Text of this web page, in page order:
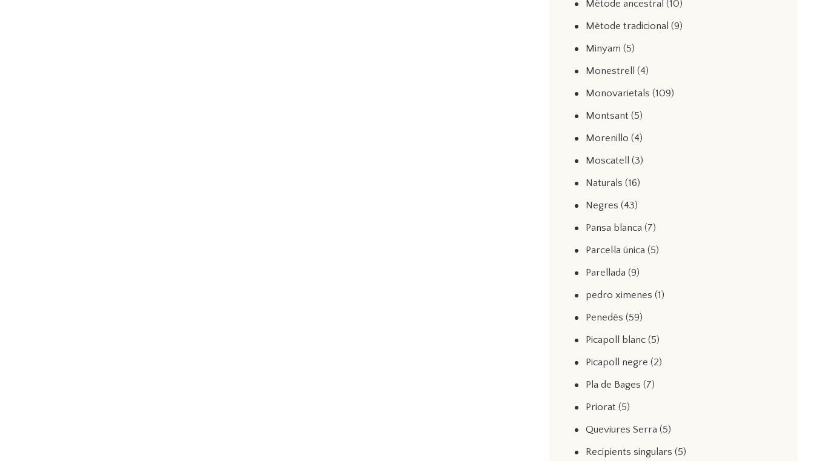
Mètode ancestral (10)
Mètode tradicional (9)
Minyam (5)
Monestrell (4)
Monovarietals (109)
Montsant (5)
Morenillo (4)
Moscatell (3)
Naturals (16)
Negres (43)
Pansa blanca (7)
Parcel·la única (5)
Parellada (9)
pedro ximenes (1)
Penedès (59)
Picapoll blanc (5)
Picapoll negre (2)
Pla de Bages (7)
Priorat (5)
Queviures Serra (5)
Recipients singulars (5)